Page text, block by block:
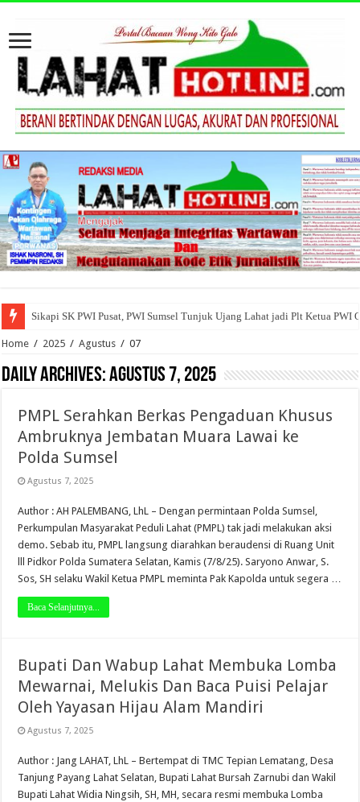
Sikapi SK PWI Pusat, PWI Sumsel Tunjuk Ujang Lahat jadi Plt Ketua PWI
Home / 2025 / Agustus / 07
Daily Archives:Agustus 7, 2025
PMPL Serahkan Berkas Pengaduan Khusus
Ambruknya Jembatan Muara Lawai ke
Polda Sumsel
Agustus 7, 2025
Author : AH PALEMBANG, LhL – Dengan permintaan Polda Sumsel,
Perkumpulan Masyarakat Peduli Lahat (PMPL) tak jadi melakukan aksi
demo. Sebab itu, PMPL langsung diarahkan beraudensi di Ruang Unit
lll Pidkor Polda Sumatera Selatan, Kamis (7/8/25). Saryono Anwar, S.
Sos, SH selaku Wakil Ketua PMPL meminta Pak Kapolda untuk segera …
Baca Selanjutnya...
Bupati Dan Wabup Lahat Membuka Lomba
Mewarnai, Melukis Dan Baca Puisi Pelajar
Oleh Yayasan Hijau Alam Mandiri
Agustus 7, 2025
Author : Jang LAHAT, LhL – Bertempat di TMC Tepian Lematang, Desa
Tanjung Payang Lahat Selatan, Bupati Lahat Bursah Zarnubi dan Wakil
Bupati Lahat Widia Ningsih, SH, MH, secara resmi membuka Lomba